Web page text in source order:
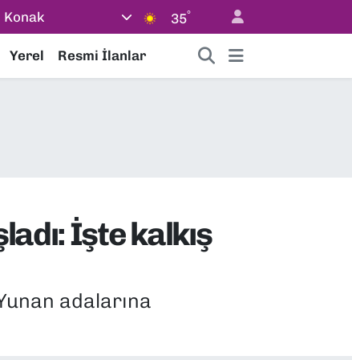
Konak 35°
Yerel Resmi İlanlar
İşte kalkış
adalarına